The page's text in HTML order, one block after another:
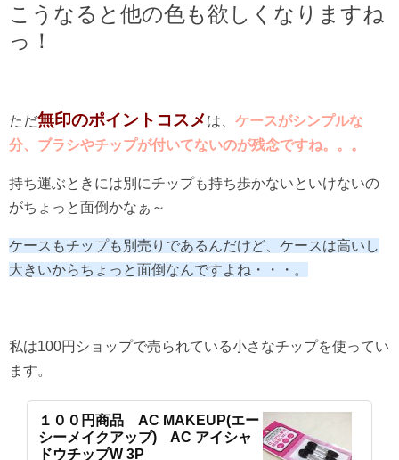
こうなると他の色も欲しくなりますね
っ！
ただ無印のポイントコスメは、 ケースがシンプルな
分、ブラシやチップが付いてないのが残念ですね。。。
持ち運ぶときには別にチップも持ち歩かないといけないの
がちょっと面倒かなぁ～
ケースもチップも別売りであるんだけど、ケースは高いし
大きいからちょっと面倒なんですよね・・・。
私は100円ショップで売られている小さなチップを使ってい
ます。
１００円商品 AC MAKEUP(エー
シーメイクアップ) AC アイシャ
ドウチップW 3P